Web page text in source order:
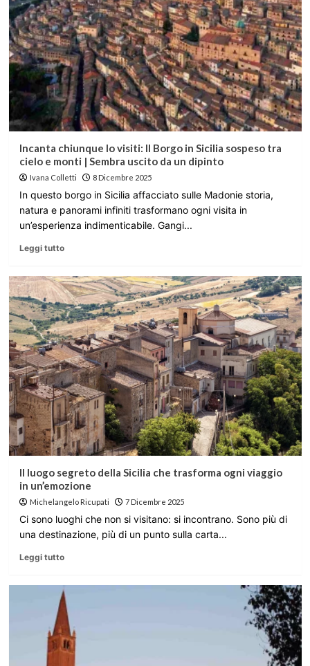
Incanta chiunque lo visiti: Il Borgo in Sicilia sospeso tra
cielo e monti | Sembra uscito da un dipinto
Ivana Colletti 8 Dicembre 2025
In questo borgo in Sicilia affacciato sulle Madonie storia,
natura e panorami infiniti trasformano ogni visita in
un’esperienza indimenticabile. Gangi...
Leggi tutto
Il luogo segreto della Sicilia che trasforma ogni viaggio
in un’emozione
Michelangelo Ricupati 7 Dicembre 2025
Ci sono luoghi che non si visitano: si incontrano. Sono più di
una destinazione, più di un punto sulla carta...
Leggi tutto